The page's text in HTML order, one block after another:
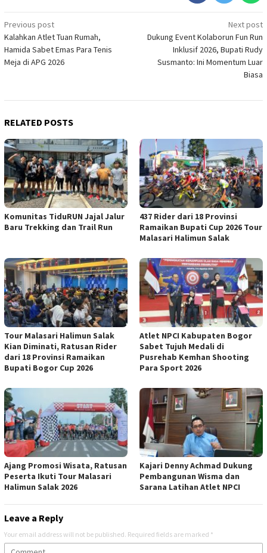
Post
navigation
Previous post
Kalahkan Atlet Tuan Rumah,
Hamida Sabet Emas Para Tenis
Meja di APG 2026
Next post
Dukung Event Kolaborun Fun Run
Inklusif 2026, Bupati Rudy
Susmanto: Ini Momentum Luar
Biasa
RELATED POSTS
Komunitas TiduRUN Jajal Jalur
Baru Trekking dan Trail Run
437 Rider dari 18 Provinsi
Ramaikan Bupati Cup 2026 Tour
Malasari Halimun Salak
Tour Malasari Halimun Salak
Kian Diminati, Ratusan Rider
dari 18 Provinsi Ramaikan
Bupati Bogor Cup 2026
Atlet NPCI Kabupaten Bogor
Sabet Tujuh Medali di
Pusrehab Kemhan Shooting
Para Sport 2026
Ajang Promosi Wisata, Ratusan
Peserta Ikuti Tour Malasari
Halimun Salak 2026
Kajari Denny Achmad Dukung
Pembangunan Wisma dan
Sarana Latihan Atlet NPCI
Leave a Reply
Your email address will not be published. Required fields are marked *